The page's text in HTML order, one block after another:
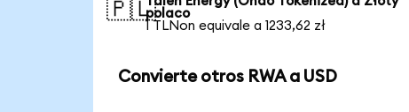
🇵🇱polaco
1 TLNon equivale a 1233,62 zł
Convierte otros RWA a USD